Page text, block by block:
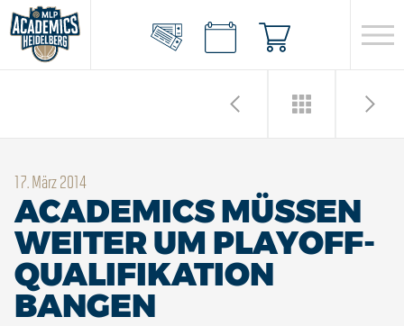
17. März 2014
ACADEMICS MÜSSEN
WEITER UM PLAYOFF-
QUALIFIKATION
BANGEN